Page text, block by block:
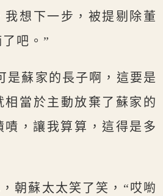
我想下一步，被提剔除董
吧。”
是蘇家的長子啊，這要是
相當於主動放棄了蘇家的
，讓我算算，這得是多
朝蘇太太笑了笑，“哎喲